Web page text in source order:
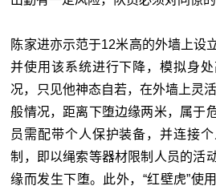
陈家进亦示范于12米高的外墙上设
并使用该系统进行下降，模拟身
况，只见他神态自若，在外墙 上灵
般情况，距离下堕边缘两米，属于
员需配带个人保护装备，并连接
制，即以绳索等器材限制人员的活
缘而发生下堕。此外，“红壁虎”使